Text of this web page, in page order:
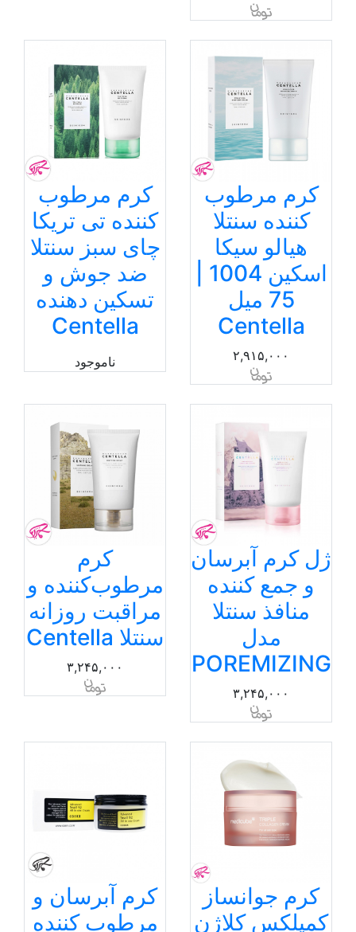
کرم مرطوب
کننده سنتلا
هیالو سیکا
اسکین 1004 |
75 میل
Centella
۲,۹۱۵,۰۰۰
کرم مرطوب
کننده تی تریکا
چای سبز سنتلا
ضد جوش و
تسکین دهنده
Centella
ناموجود
ژل کرم آبرسان
و جمع کننده
منافذ سنتلا
مدل
POREMIZING
۳,۲۴۵,۰۰۰
کرم
مرطوب‌کننده و
مراقبت روزانه
سنتلا Centella
۳,۲۴۵,۰۰۰
کرم جوانساز
کمپلکس کلاژن
کرم آبرسان و
مرطوب کننده